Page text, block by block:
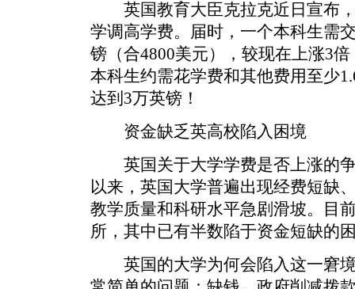
英国教育大臣克拉克近日宣布，
学调高学费。届时，一个本科生需
镑（合4800美元），较现在上涨3
本科生约需花学费和其他费用至少
达到3万英镑！
资金缺乏英高校陷入困境
英国关于大学学费是否上涨的争
以来，英国大学普遍出现经费短缺
教学质量和科研水平急剧滑坡。目
所，其中已有半数陷于资金短缺的
英国的大学为何会陷入这一窘境